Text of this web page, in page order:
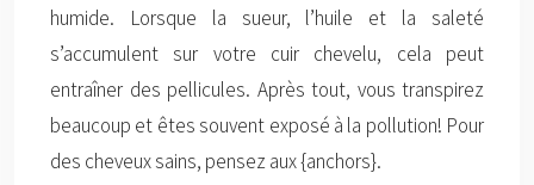
humide. Lorsque la sueur, l’huile et la saleté
s’accumulent sur votre cuir chevelu, cela peut
entraîner des pellicules. Après tout, vous transpirez
beaucoup et êtes souvent exposé à la pollution! Pour
des cheveux sains, pensez aux {anchors}.